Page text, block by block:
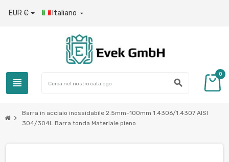
EUR € Italiano 
view_headline search
0
chevron_right
Barra in acciaio inossidabile 2.5mm-100mm 1.4306/1.4307 AISI
304/304L Barra tonda Materiale pieno